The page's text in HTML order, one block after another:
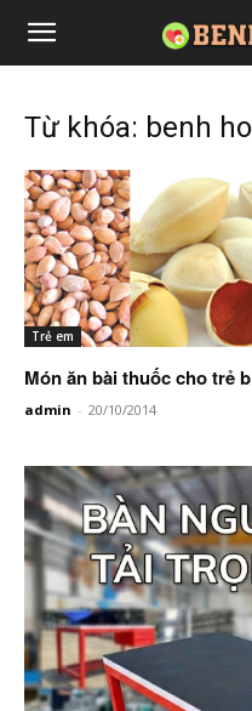
Từ khóa: benh
Trẻ em
Món ăn bài thuốc cho trẻ
admin - 20/10/2014